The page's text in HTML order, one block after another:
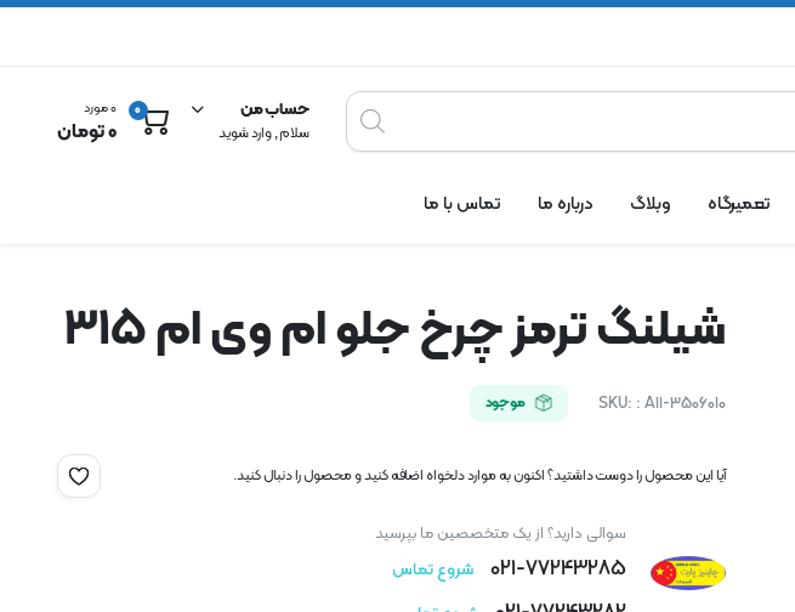
حساب من
سلام , وارد شوید
0 0 مورد
0تومان
تعمیرگاه وبلاگ درباره ما تماس با ما
شیلنگ ترمز چرخ جلو ام وی ام 315
SKU: : A11-3506010 موجود
آیا این محصول را دوست داشتید؟ اکنون به موارد دلخواه اضافه کنید و محصول را دنبال کنید.
سوالی دارید؟ از یک متخصصین ما بپرسید
021-77243285 شروع تماس